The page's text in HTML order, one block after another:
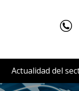
Actualidad del